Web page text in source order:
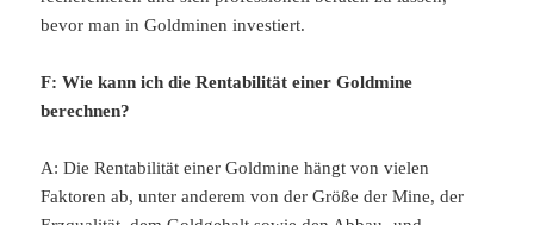
bevor man in Goldminen investiert.
F: Wie kann ich die Rentabilität einer Goldmine
berechnen?
A: Die Rentabilität einer Goldmine hängt von vielen
Faktoren ab, unter anderem von der Größe der Mine, der